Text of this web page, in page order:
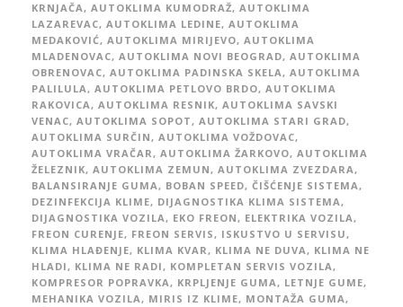
KRNJAČA, AUTOKLIMA KUMODRAŽ, AUTOKLIMA
LAZAREVAC, AUTOKLIMA LEDINE, AUTOKLIMA
MEDAKOVIĆ, AUTOKLIMA MIRIJEVO, AUTOKLIMA
MLADENOVAC, AUTOKLIMA NOVI BEOGRAD, AUTOKLIMA
OBRENOVAC, AUTOKLIMA PADINSKA SKELA, AUTOKLIMA
PALILULA, AUTOKLIMA PETLOVO BRDO, AUTOKLIMA
RAKOVICA, AUTOKLIMA RESNIK, AUTOKLIMA SAVSKI
VENAC, AUTOKLIMA SOPOT, AUTOKLIMA STARI GRAD,
AUTOKLIMA SURČIN, AUTOKLIMA VOŽDOVAC,
AUTOKLIMA VRAČAR, AUTOKLIMA ŽARKOVO, AUTOKLIMA
ŽELEZNIK, AUTOKLIMA ZEMUN, AUTOKLIMA ZVEZDARA,
BALANSIRANJE GUMA, BOBAN SPEED, ČIŠĆENJE SISTEMA,
DEZINFEKCIJA KLIME, DIJAGNOSTIKA KLIMA SISTEMA,
DIJAGNOSTIKA VOZILA, EKO FREON, ELEKTRIKA VOZILA,
FREON CURENJE, FREON SERVIS, ISKUSTVO U SERVISU,
KLIMA HLAĐENJE, KLIMA KVAR, KLIMA NE DUVA, KLIMA NE
HLADI, KLIMA NE RADI, KOMPLETAN SERVIS VOZILA,
KOMPRESOR POPRAVKA, KRPLJENJE GUMA, LETNJE GUME,
MEHANIKA VOZILA, MIRIS IZ KLIME, MONTAŽA GUMA,